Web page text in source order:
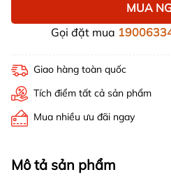
MUA
Gọi đặt mua
Giao hàng toàn quốc
Tích điểm tất cả sản phẩm
Mua nhiều ưu đãi ngay
Mô tả sản phẩm